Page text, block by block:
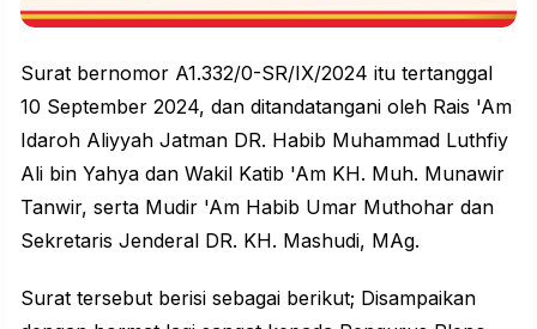
Surat bernomor A1.332/0-SR/IX/2024 itu tertanggal
10 September 2024, dan ditandatangani oleh Rais 'Am
Idaroh Aliyyah Jatman DR. Habib Muhammad Luthfiy
Ali bin Yahya dan Wakil Katib 'Am KH. Muh. Munawir
Tanwir, serta Mudir 'Am Habib Umar Muthohar dan
Sekretaris Jenderal DR. KH. Mashudi, MAg.
Surat tersebut berisi sebagai berikut; Disampaikan